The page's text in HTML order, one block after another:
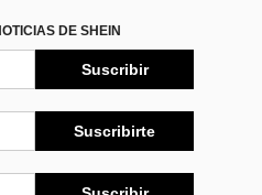
DE SHEIN
Suscribir
Suscribirte